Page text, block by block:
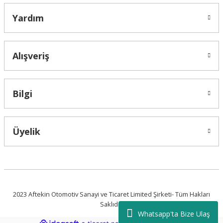
Whatsapp'ta Bize Ulaş
Yardım
Alışveriş
Bilgi
Üyelik
2023 Aftekin Otomotiv Sanayi ve Ticaret Limited Şirketi- Tüm Hakları
Saklıdır.